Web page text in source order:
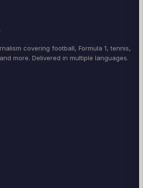
covering football, Formula 1, tennis,
more. Delivered in multiple languages.